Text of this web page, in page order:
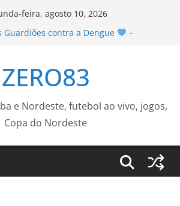
feira, agosto 10, 2026
Guardiões contra a Dengue
–
à disposição”
de história sobre folclore e histórias de
(13) – Agência de Notícias
Leite do ICV intensifica ações do Agosto
fortalece rede de apoio à
lança II Torneio de Xadrez da Rede
ZERO83
e Nordeste, futebol ao vivo, jogos,
Copa do Nordeste